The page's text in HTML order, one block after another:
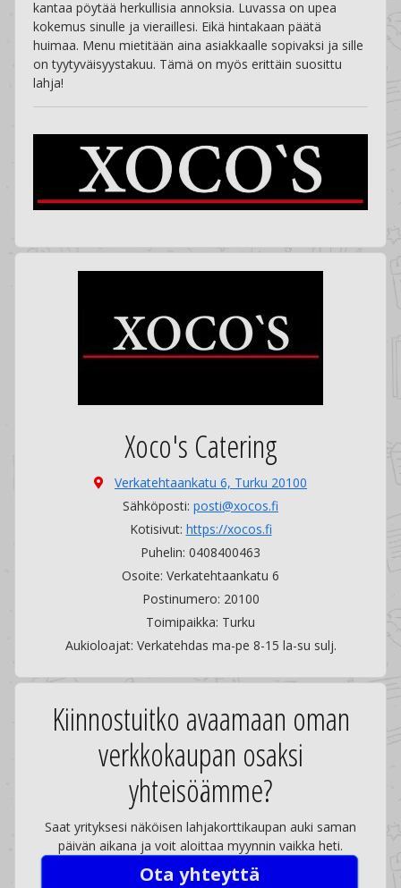
kantaa pöytää herkullisia annoksia. Luvassa on upea
kokemus sinulle ja vieraillesi. Eikä hintakaan päätä
huimaa. Menu mietitään aina asiakkaalle sopivaksi ja sille
on tyytyväisyystakuu. Tämä on myös erittäin suosittu
lahja!
Xoco's Catering
Verkatehtaankatu 6, Turku 20100
Sähköposti: posti@xocos.fi
Kotisivut: https://xocos.fi
Puhelin: 0408400463
Osoite: Verkatehtaankatu 6
Postinumero: 20100
Toimipaikka: Turku
Aukioloajat: Verkatehdas ma-pe 8-15 la-su sulj.
Kiinnostuitko avaamaan oman
verkkokaupan osaksi
yhteisöämme?
Saat yrityksesi näköisen lahjakorttikaupan auki saman
päivän aikana ja voit aloittaa myynnin vaikka heti.
Ota yhteyttä